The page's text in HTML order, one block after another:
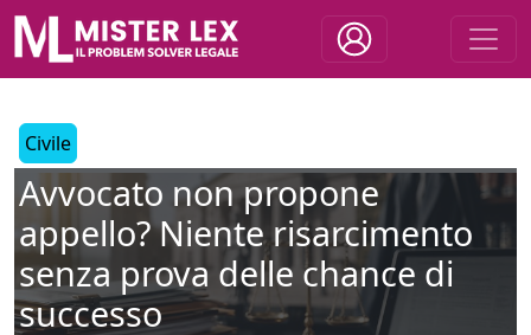
Civile
Avvocato non propone
appello? Niente risarcimento
senza prova delle chance di
successo